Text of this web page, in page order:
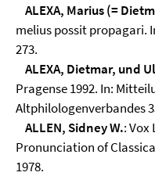
ALEXA, Marius (=
melius possit propagari.
273.
ALEXA, Dietmar, und
Pragense 1992. In:
Altphilologenverbandes
ALLEN, Sidney W.: Vox
Pronunciation of
1978.